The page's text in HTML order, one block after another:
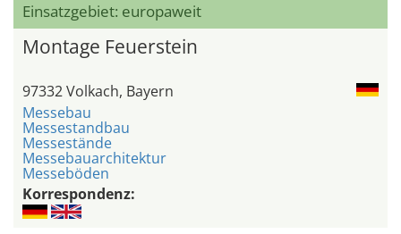
Einsatzgebiet: europaweit
Montage Feuerstein
97332 Volkach, Bayern
Messebau
Messestandbau
Messestände
Messebauarchitektur
Messeböden
Korrespondenz: